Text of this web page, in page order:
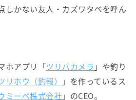
しかない友人・カズワタベを呼ん
ホアプリ「ツリバカメラ 」や釣り
リホウ（釣報）
」を作っているス
ミーベ株式会社 」のCEO。